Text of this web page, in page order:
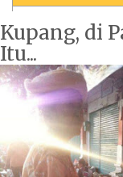
Kupang, di
Itu...